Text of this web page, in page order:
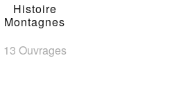
Histoire
Montagnes
13 Ouvrages